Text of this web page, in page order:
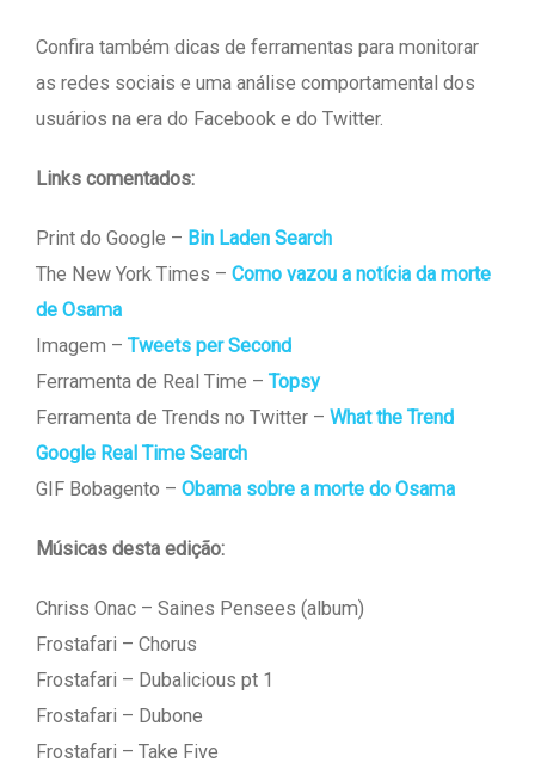
Confira também dicas de ferramentas para monitorar
as redes sociais e uma análise comportamental dos
usuários na era do Facebook e do Twitter.
Links comentados:
Print do Google – Bin Laden Search
The New York Times – Como vazou a notícia da morte
de Osama
Imagem – Tweets per Second
Ferramenta de Real Time – Topsy
Ferramenta de Trends no Twitter – What the Trend
Google Real Time Search
GIF Bobagento – Obama sobre a morte do Osama
Músicas desta edição:
Chriss Onac – Saines Pensees (album)
Frostafari – Chorus
Frostafari – Dubalicious pt 1
Frostafari – Dubone
Frostafari – Take Five